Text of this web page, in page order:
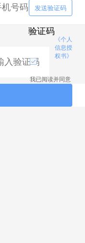
发送验证码
验证码
我已阅读并同意
《个人
信息授
权书》